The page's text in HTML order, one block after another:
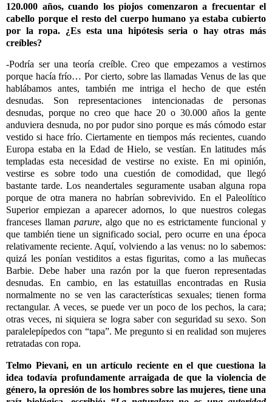
120.000 años, cuando los piojos comenzaron a frecuentar el
cabello porque el resto del cuerpo humano ya estaba cubierto
por la ropa. ¿Es esta una hipótesis seria o hay otras más
creíbles?
-Podría ser una teoría creíble. Creo que empezamos a vestirnos
porque hacía frío… Por cierto, sobre las llamadas Venus de las que
hablábamos antes, también me intriga el hecho de que estén
desnudas. Son representaciones intencionadas de personas
desnudas, porque no creo que hace 20 o 30.000 años la gente
anduviera desnuda, no por pudor sino porque es más cómodo estar
vestido si hace frío. Ciertamente en tiempos más recientes, cuando
Europa estaba en la Edad de Hielo, se vestían. En latitudes más
templadas esta necesidad de vestirse no existe. En mi opinión,
vestirse es sobre todo una cuestión de comodidad, que llegó
bastante tarde. Los neandertales seguramente usaban alguna ropa
porque de otra manera no habrían sobrevivido. En el Paleolítico
Superior empiezan a aparecer adornos, lo que nuestros colegas
franceses llaman parure, algo que no es estrictamente funcional y
que también tiene un significado social, pero ocurre en una época
relativamente reciente. Aquí, volviendo a las venus: no lo sabemos:
quizá les ponían vestiditos a estas figuritas, como a las muñecas
Barbie. Debe haber una razón por la que fueron representadas
desnudas. En cambio, en las estatuillas encontradas en Rusia
normalmente no se ven las características sexuales; tienen forma
rectangular. A veces, se puede ver un poco de los pechos, la cara;
otras veces, ni siquiera se logra saber con seguridad su sexo. Son
paralelepípedos con “tapa”. Me pregunto si en realidad son mujeres
retratadas con ropa.
Telmo Pievani, en un artículo reciente en el que cuestiona la
idea todavía profundamente arraigada de que la violencia de
género, la opresión de los hombres sobre las mujeres, tiene una